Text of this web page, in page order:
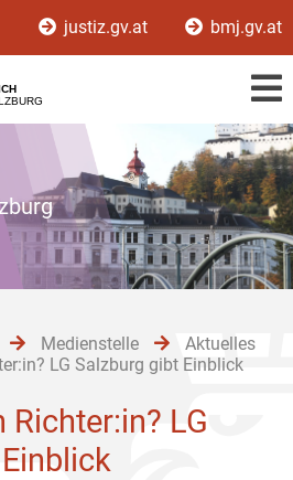
justiz.gv.at bmj.gv.at
Medienstelle
Aktuelles
LG Salzburg gibt Einblick
Richter:in? LG